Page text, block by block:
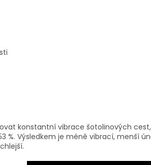
konstantní vibrace šotolinových
Výsledkem je méně vibrací, menší